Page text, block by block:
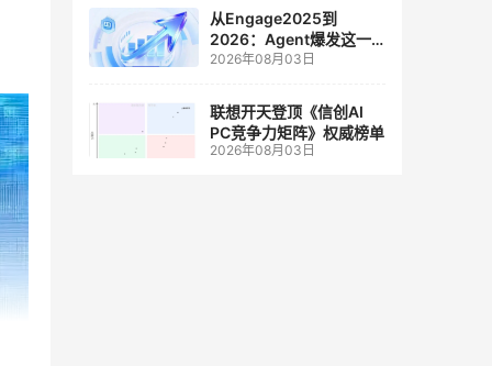
从Engage2025到
2026：Agent爆发这一
年，AI CRM 走到哪了
2026年08月03日
联想开天登顶《信创AI
PC竞争力矩阵》权威榜单
2026年08月03日